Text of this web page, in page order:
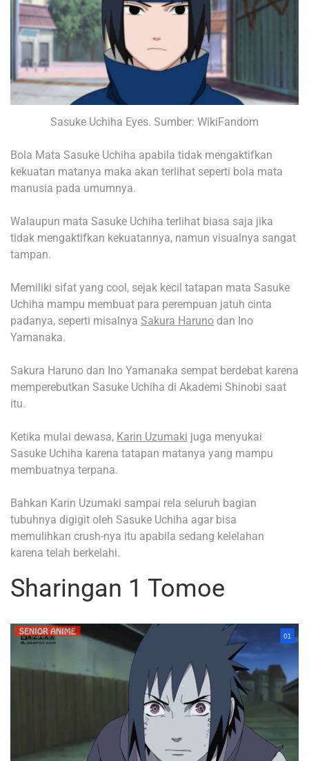
Sasuke Uchiha Eyes. Sumber: WikiFandom
Bola Mata Sasuke Uchiha apabila tidak mengaktifkan
kekuatan matanya maka akan terlihat seperti bola mata
manusia pada umumnya.
Walaupun mata Sasuke Uchiha terlihat biasa saja jika
tidak mengaktifkan kekuatannya, namun visualnya sangat
tampan.
Memiliki sifat yang cool, sejak kecil tatapan mata Sasuke
Uchiha mampu membuat para perempuan jatuh cinta
padanya, seperti misalnya Sakura Haruno dan Ino
Yamanaka.
Sakura Haruno dan Ino Yamanaka sempat berdebat karena
memperebutkan Sasuke Uchiha di Akademi Shinobi saat
itu.
Ketika mulai dewasa, Karin Uzumaki juga menyukai
Sasuke Uchiha karena tatapan matanya yang mampu
membuatnya terpana.
Bahkan Karin Uzumaki sampai rela seluruh bagian
tubuhnya digigit oleh Sasuke Uchiha agar bisa
memulihkan crush-nya itu apabila sedang kelelahan
karena telah berkelahi.
Sharingan 1 Tomoe